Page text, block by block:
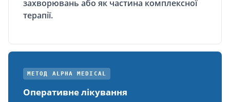
захворювань або як частина комплексної
терапії.
МЕТОД ALPHA MEDICAL
Оперативне лікування